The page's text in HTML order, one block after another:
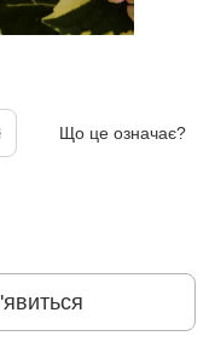
Що це означає?